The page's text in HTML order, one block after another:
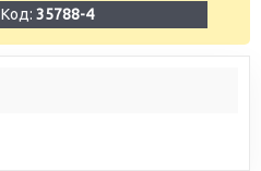
Код: 35788-4